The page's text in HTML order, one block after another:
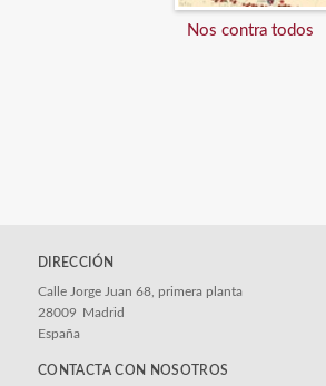
Nos contra todos
DIRECCIÓN
Calle Jorge Juan 68, primera planta
28009 Madrid
España
CONTACTA CON NOSOTROS